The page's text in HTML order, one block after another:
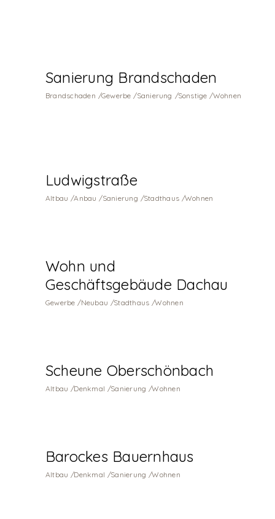
Sanierung Brandschaden
Brandschaden Gewerbe Sanierung Sonstige Wohnen
Ludwigstraße
Altbau Anbau Sanierung Stadthaus Wohnen
Wohn und
Geschäftsgebäude Dachau
Gewerbe Neubau Stadthaus Wohnen
Scheune Oberschönbach
Altbau Denkmal Sanierung Wohnen
Barockes Bauernhaus
Altbau Denkmal Sanierung Wohnen